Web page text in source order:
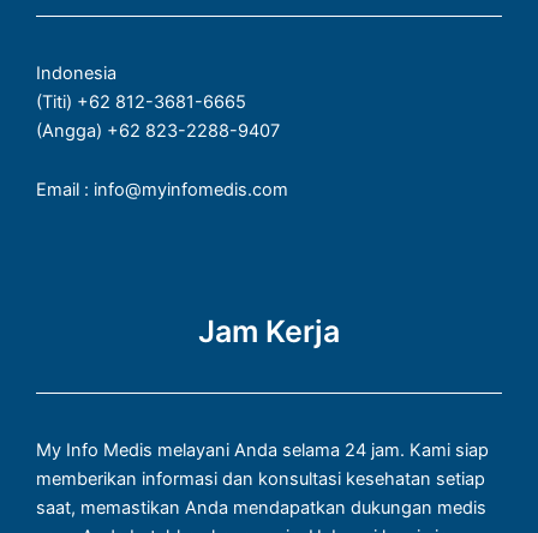
o
-
f
r
p
Indonesia
(Titi) +62 812-3681-6665
(Angga) +62 823-2288-9407
Email : info@myinfomedis.com
Jam Kerja
My Info Medis melayani Anda selama 24 jam. Kami siap
memberikan informasi dan konsultasi kesehatan setiap
saat, memastikan Anda mendapatkan dukungan medis